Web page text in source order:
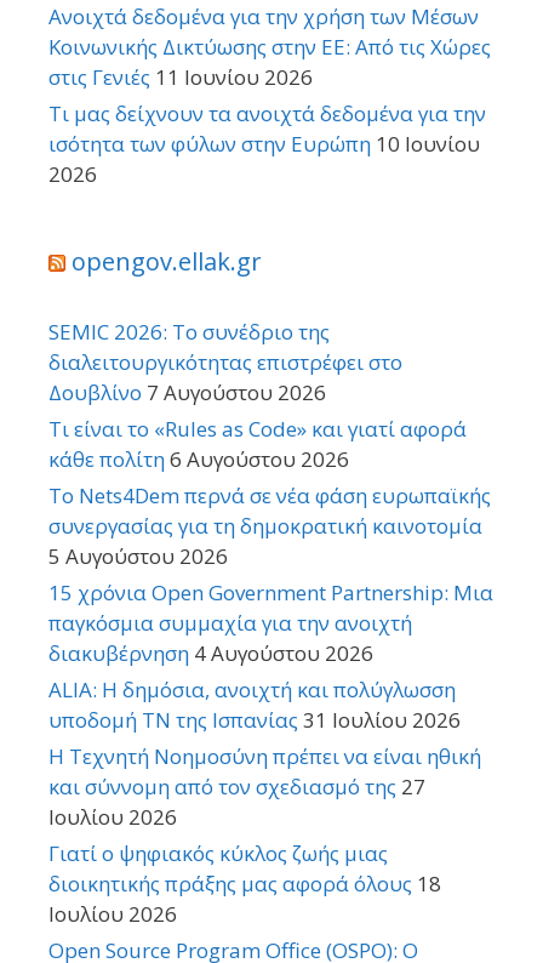
Ανοιχτά δεδομένα για την χρήση των Μέσων
Κοινωνικής Δικτύωσης στην ΕΕ: Από τις Χώρες
στις Γενιές 11 Ιουνίου 2026
Τι μας δείχνουν τα ανοιχτά δεδομένα για την
ισότητα των φύλων στην Ευρώπη 10 Ιουνίου
2026
opengov.ellak.gr
SEMIC 2026: Το συνέδριο της
διαλειτουργικότητας επιστρέφει στο
Δουβλίνο 7 Αυγούστου 2026
Τι είναι το «Rules as Code» και γιατί αφορά
κάθε πολίτη6 Αυγούστου 2026
Το Nets4Dem περνά σε νέα φάση ευρωπαϊκής
συνεργασίας για τη δημοκρατική καινοτομία
5 Αυγούστου 2026
15 χρόνια Open Government Partnership: Μια
παγκόσμια συμμαχία για την ανοιχτή
διακυβέρνηση 4 Αυγούστου 2026
ALIA: Η δημόσια, ανοιχτή και πολύγλωσση
υποδομή ΤΝ της Ισπανίας 31 Ιουλίου 2026
Η Τεχνητή Νοημοσύνη πρέπει να είναι ηθική
και σύννομη από τον σχεδιασμό της 27
Ιουλίου 2026
Γιατί ο ψηφιακός κύκλος ζωής μιας
διοικητικής πράξης μας αφορά όλους 18
Ιουλίου 2026
Open Source Program Office (OSPO): Ο